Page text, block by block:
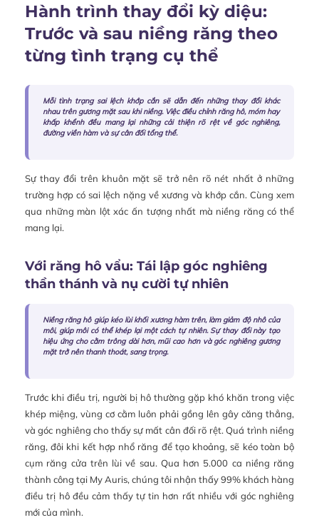
Hành trình thay đổi kỳ diệu:
Trước và sau niềng răng theo
từng tình trạng cụ thể
Mỗi tình trạng sai lệch khớp cắn sẽ dẫn đến những thay đổi khác
nhau trên gương mặt sau khi niềng. Việc điều chỉnh răng hô, móm hay
khấp khểnh đều mang lại những cải thiện rõ rệt về góc nghiêng,
đường viền hàm và sự cân đối tổng thể.
Sự thay đổi trên khuôn mặt sẽ trở nên rõ nét nhất ở những
trường hợp có sai lệch nặng về xương và khớp cắn. Cùng xem
qua những màn lột xác ấn tượng nhất mà niềng răng có thể
mang lại.
Với răng hô vẩu: Tái lập góc nghiêng
thần thánh và nụ cười tự nhiên
Niềng răng hô giúp kéo lùi khối xương hàm trên, làm giảm độ nhô của
môi, giúp môi có thể khép lại một cách tự nhiên. Sự thay đổi này tạo
hiệu ứng cho cằm trông dài hơn, mũi cao hơn và góc nghiêng gương
mặt trở nên thanh thoát, sang trọng.
Trước khi điều trị, người bị hô thường gặp khó khăn trong việc
khép miệng, vùng cơ cằm luôn phải gồng lên gây căng thẳng,
và góc nghiêng cho thấy sự mất cân đối rõ rệt. Quá trình niềng
răng, đôi khi kết hợp nhổ răng để tạo khoảng, sẽ kéo toàn bộ
cụm răng cửa trên lùi về sau. Qua hơn 5.000 ca niềng răng
thành công tại My Auris, chúng tôi nhận thấy 99% khách hàng
điều trị hô đều cảm thấy tự tin hơn rất nhiều với góc nghiêng
mới của mình.